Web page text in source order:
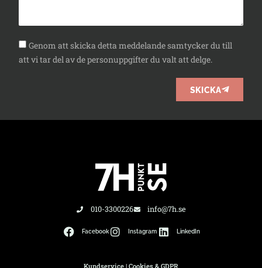
Genom att skicka detta meddelande samtycker du till
att vi tar del av de personuppgifter du valt att delge.
SKICKA
010-3300226 info@7h.se
Facebook Instagram LinkedIn
Kundservice | Cookies & GDPR